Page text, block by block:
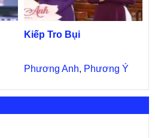
Kiếp Tro Bụi
Phương Anh, Phương Ý